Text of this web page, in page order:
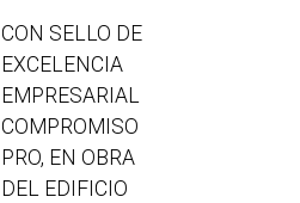
CON SELLO DE
EXCELENCIA
EMPRESARIAL
COMPROMISO
PRO, EN OBRA
DEL EDIFICIO